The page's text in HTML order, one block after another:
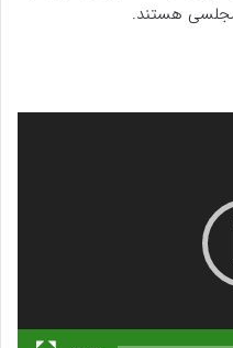
هستند.